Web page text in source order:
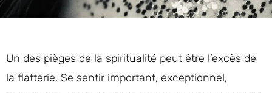
Un des pièges de la spiritualité peut être l’excès de
la flatterie. Se sentir important, exceptionnel,